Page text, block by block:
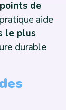
de
aide
le plus
durable